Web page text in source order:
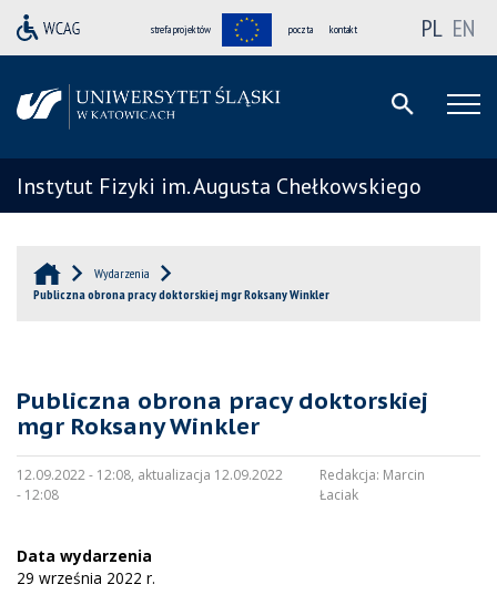
strefa projektów poczta kontakt PL EN
Instytut Fizyki im. Augusta Chełkowskiego
Wydarzenia
Publiczna obrona pracy doktorskiej mgr Roksany Winkler
Publiczna obrona pracy doktorskiej
mgr Roksany Winkler
12.09.2022 - 12:08, aktualizacja 12.09.2022
- 12:08
Redakcja: Marcin
Łaciak
Data wydarzenia
29 września 2022 r.